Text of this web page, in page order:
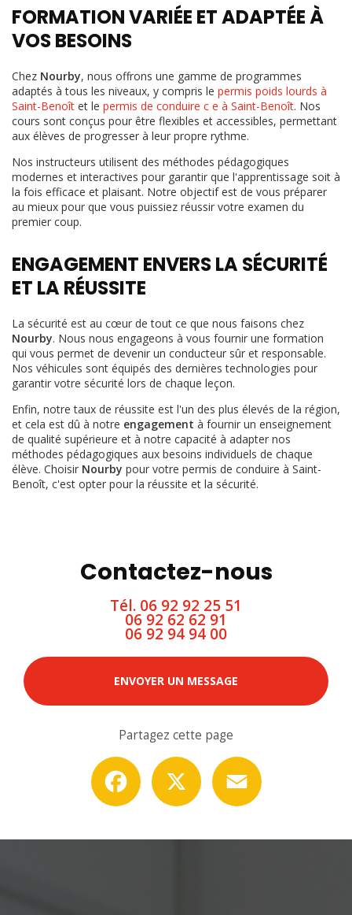
FORMATION VARIÉE ET ADAPTÉE À
VOS BESOINS
Chez Nourby, nous offrons une gamme de programmes
adaptés à tous les niveaux, y compris le permis poids lourds à
Saint-Benoît et le permis de conduire c e à Saint-Benoît. Nos
cours sont conçus pour être flexibles et accessibles, permettant
aux élèves de progresser à leur propre rythme.
Nos instructeurs utilisent des méthodes pédagogiques
modernes et interactives pour garantir que l'apprentissage soit à
la fois efficace et plaisant. Notre objectif est de vous préparer
au mieux pour que vous puissiez réussir votre examen du
premier coup.
ENGAGEMENT ENVERS LA SÉCURITÉ
ET LA RÉUSSITE
La sécurité est au cœur de tout ce que nous faisons chez
Nourby. Nous nous engageons à vous fournir une formation
qui vous permet de devenir un conducteur sûr et responsable.
Nos véhicules sont équipés des dernières technologies pour
garantir votre sécurité lors de chaque leçon.
Enfin, notre taux de réussite est l'un des plus élevés de la région,
et cela est dû à notre engagement à fournir un enseignement
de qualité supérieure et à notre capacité à adapter nos
méthodes pédagogiques aux besoins individuels de chaque
élève. Choisir Nourby pour votre permis de conduire à Saint-
Benoît, c'est opter pour la réussite et la sécurité.
Contactez-nous
Tél. 06 92 92 25 51
06 92 62 62 91
06 92 94 94 00
ENVOYER UN MESSAGE
Partagez cette page
Facebook